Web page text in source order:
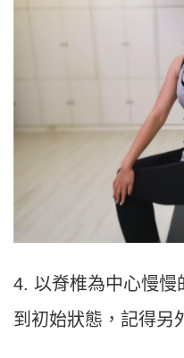
4. 以脊椎為中心慢慢
到初始狀態，記得另